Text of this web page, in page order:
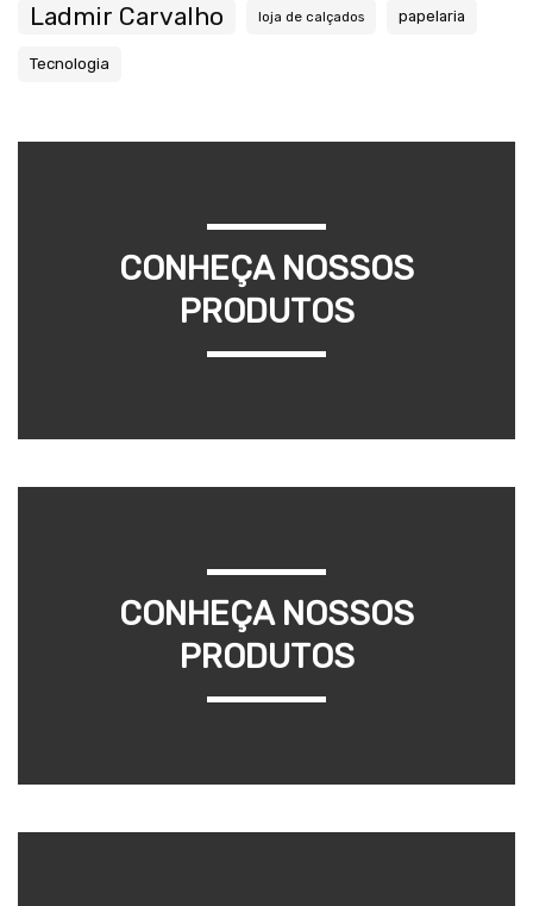
Ladmir Carvalho loja de calçados papelaria
Tecnologia
CONHEÇA NOSSOS
PRODUTOS
CONHEÇA NOSSOS
PRODUTOS